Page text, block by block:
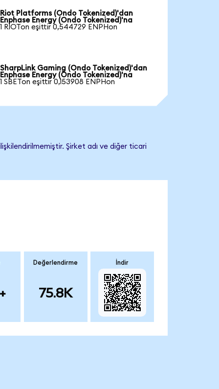
Riot Platforms (Ondo Tokenized)'dan
Enphase Energy (Ondo Tokenized)'na
1 RIOTon eşittir 0,544729 ENPHon
SharpLink Gaming (Ondo Tokenized)'dan
Enphase Energy (Ondo Tokenized)'na
1 SBETon eşittir 0,153908 ENPHon
Şirket adı ve diğer ticari
Değerlendirme
75.8K
İndir